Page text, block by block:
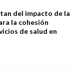
del impacto de la
la cohesión
de salud en